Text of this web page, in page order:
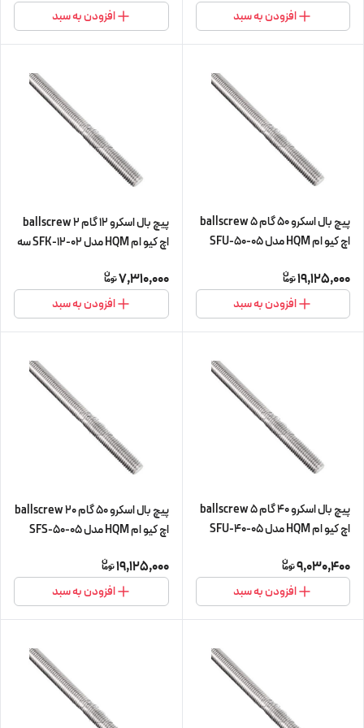
افزودن به سبد افزودن به سبد
پیچ بال اسکرو 50 گام 5 ballscrew
اچ کیو ام HQM مدل SFU-50-05
19,125,000
افزودن به سبد
پیچ بال اسکرو 12 گام 2 ballscrew
اچ کیو ام HQM مدل SFK-12-02 سه
7,310,000
افزودن به سبد
پیچ بال اسکرو 40 گام 5 ballscrew
اچ کیو ام HQM مدل SFU-40-05
سی) (اورجینال وارداتی)
9,030,400
افزودن به سبد
پیچ بال اسکرو 50 گام 20 ballscrew
اچ کیو ام HQM مدل SFS-50-05
19,125,000
افزودن به سبد